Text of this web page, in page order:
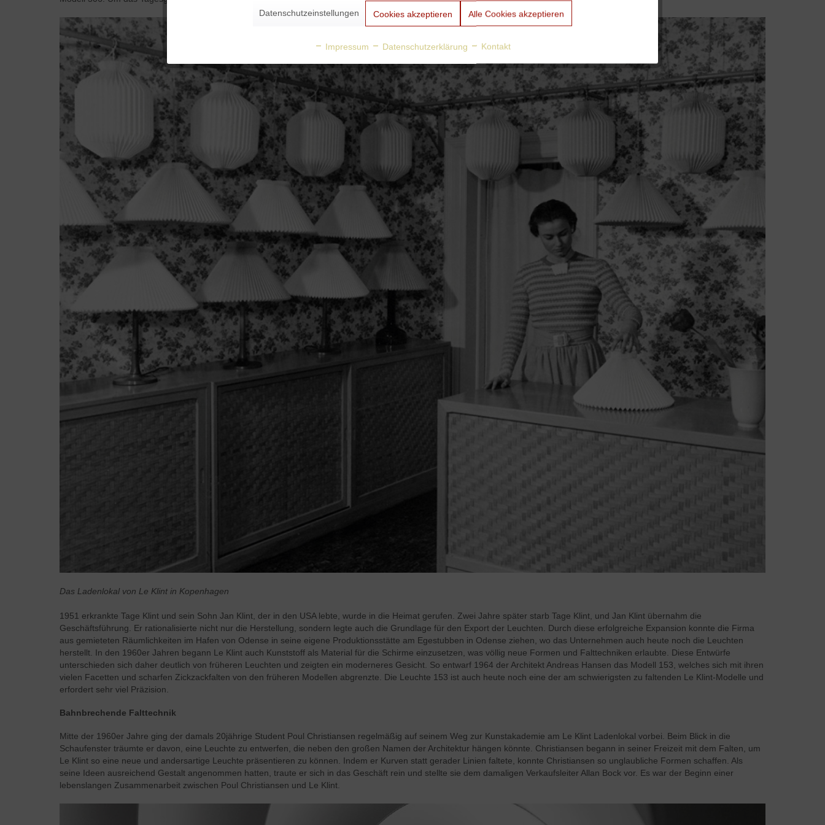
Das Ladenlokal von Le Klint in Kopenhagen
1951 erkrankte Tage Klint und sein Sohn Jan Klint, der in den USA lebte, wurde in die Heimat gerufen. Zwei Jahre später starb Tage Klint, und Jan Klint übernahm die
Geschäftsführung. Er rationalisierte nicht nur die Herstellung, sondern legte auch die Grundlage für den Export der Leuchten. Durch diese erfolgreiche Expansion konnte die Firma
aus gemieteten Räumlichkeiten im Hafen von Odense in seine eigene Produktionsstätte am Egestubben in Odense ziehen, wo das Unternehmen auch heute noch die Leuchten
herstellt. In den 1960er Jahren begann Le Klint auch Kunststoff als Material für die Schirme einzusetzen, was völlig neue Formen und Falttechniken erlaubte. Diese Entwürfe
unterschieden sich daher deutlich von früheren Leuchten und zeigten ein moderneres Gesicht. So entwarf 1964 der Architekt Andreas Hansen das Modell 153, welches sich mit ihren
vielen Facetten und scharfen Zickzackfalten von den früheren Modellen abgrenzte. Die Leuchte 153 ist auch heute noch eine der am schwierigsten zu faltenden Le Klint-Modelle und
erfordert sehr viel Präzision.
Bahnbrechende Falttechnik
Mitte der 1960er Jahre ging der damals 20jährige Student Poul Christiansen regelmäßig auf seinem Weg zur Kunstakademie am Le Klint Ladenlokal vorbei. Beim Blick in die
Schaufenster träumte er davon, eine Leuchte zu entwerfen, die neben den großen Namen der Architektur hängen könnte. Christiansen begann in seiner Freizeit mit dem Falten, um
Le Klint so eine neue und andersartige Leuchte präsentieren zu können. Indem er Kurven statt gerader Linien faltete, konnte Christiansen so unglaubliche Formen schaffen. Als
seine Ideen ausreichend Gestalt angenommen hatten, traute er sich in das Geschäft rein und stellte sie dem damaligen Verkaufsleiter Allan Bock vor. Es war der Beginn einer
lebenslangen Zusammenarbeit zwischen Poul Christiansen und Le Klint.
Personalisierung Aktiv
Service Aktiv
Datenschutzeinstellungen Cookies akzeptieren Alle Cookies akzeptieren
Impressum Datenschutzerklärung Kontakt